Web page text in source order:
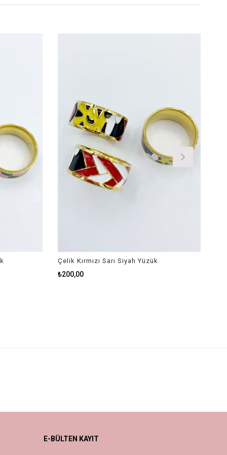
Çelik Kırmızı Sarı Siyah Yüzük
₺200,00
E-BÜLTEN KAYIT